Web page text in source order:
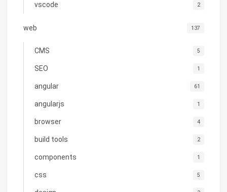
vscode 2
web 137
CMS 5
SEO 1
angular 61
angularjs 1
browser 4
build tools 2
components 1
css 5